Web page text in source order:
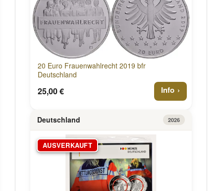
20 Euro Frauenwahlrecht 2019 bfr
Deutschland
25,00 € Info
Deutschland 2026
AUSVERKAUFT